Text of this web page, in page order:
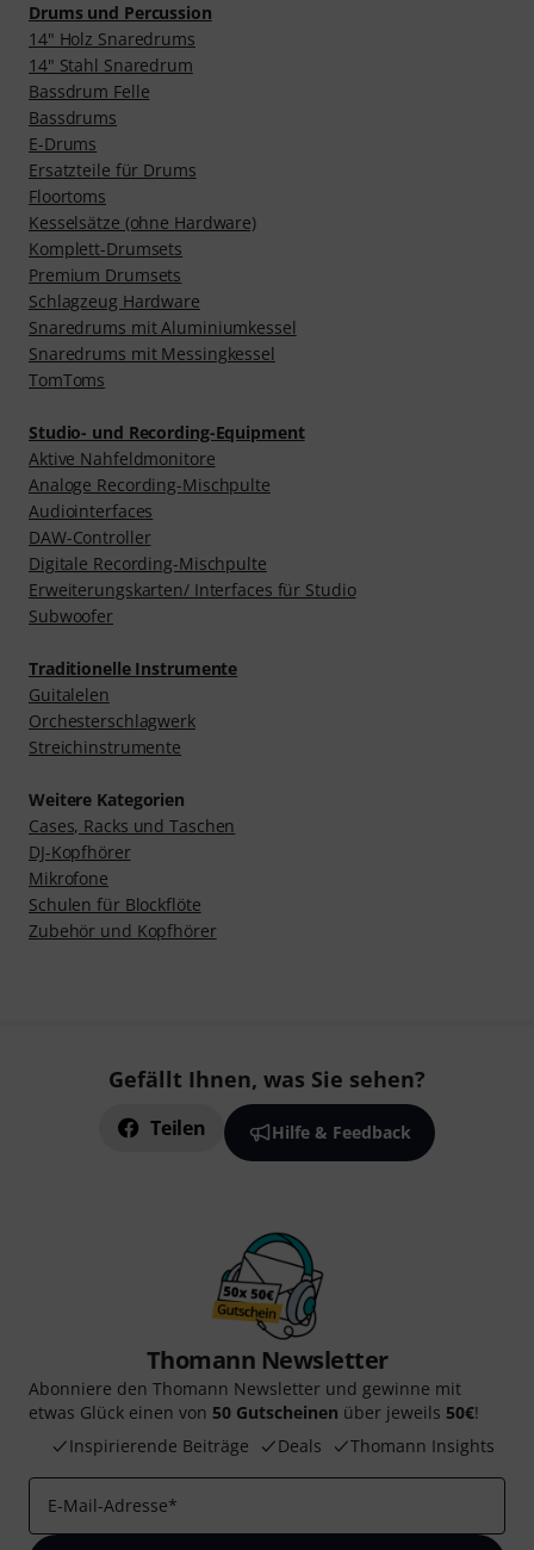
Drums und Percussion
14" Holz Snaredrums
14" Stahl Snaredrum
Bassdrum Felle
Bassdrums
E-Drums
Ersatzteile für Drums
Floortoms
Kesselsätze (ohne Hardware)
Komplett-Drumsets
Premium Drumsets
Schlagzeug Hardware
Snaredrums mit Aluminiumkessel
Snaredrums mit Messingkessel
TomToms
Studio- und Recording-Equipment
Aktive Nahfeldmonitore
Analoge Recording-Mischpulte
Audiointerfaces
DAW-Controller
Digitale Recording-Mischpulte
Erweiterungskarten/ Interfaces für Studio
Subwoofer
Traditionelle Instrumente
Guitalelen
Orchesterschlagwerk
Streichinstrumente
Weitere Kategorien
Cases, Racks und Taschen
DJ-Kopfhörer
Mikrofone
Schulen für Blockflöte
Zubehör und Kopfhörer
Gefällt Ihnen, was Sie sehen?
Teilen Hilfe & Feedback
Thomann Newsletter
Abonniere den Thomann Newsletter und gewinne mit
etwas Glück einen von 50 Gutscheinen über jeweils 50€!
Inspirierende Beiträge
Deals Thomann Insights
E-Mail-Adresse*